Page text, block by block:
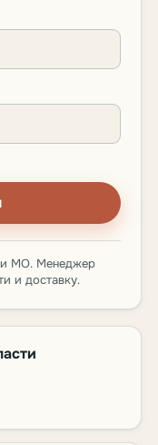
и МО. Менеджер
и доставку.